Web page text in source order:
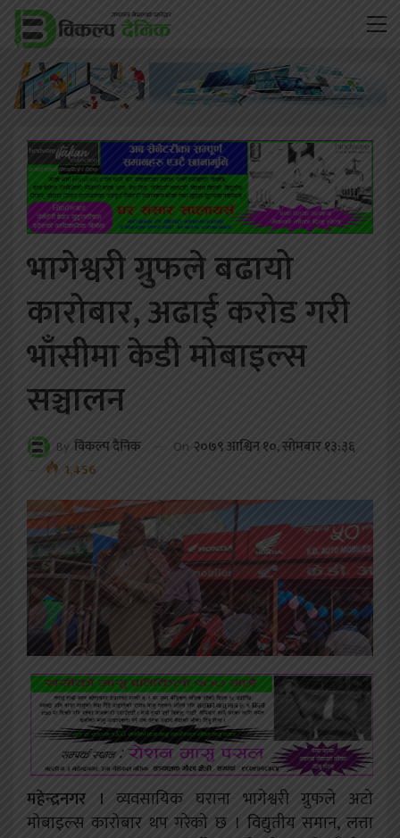
भागेश्वरी ग्रुफले बढायो
कारोबार, अढाई करोड गरी
भाँसीमा केडी मोबाइल्स
सञ्चालन
By विकल्प दैनिक On २०७९ आश्विन १०, सोमबार १३:३६
1,456
महेन्द्रनगर । व्यवसायिक घराना भागेश्वरी ग्रुफले अटो
मोबाइल्स कारोबार थप गरेको छ । विद्युतीय समान, लत्ता